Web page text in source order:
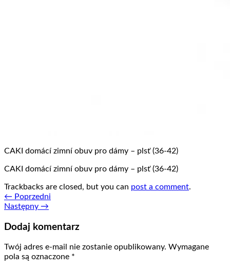
CAKI domácí zimní obuv pro dámy – plsť (36-42)
CAKI domácí zimní obuv pro dámy – plsť (36-42)
Trackbacks are closed, but you can post a comment.
← Poprzedni
Następny →
Dodaj komentarz
Twój adres e-mail nie zostanie opublikowany. Wymagane
pola są oznaczone *